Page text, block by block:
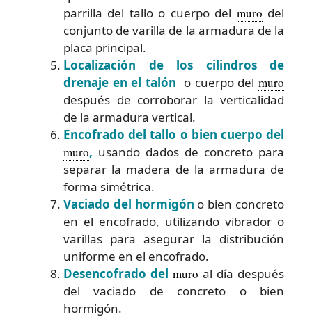
parrilla del tallo o cuerpo del muro del
conjunto de varilla de la armadura de la
placa principal.
Localización de los cilindros de
drenaje en el talón o cuerpo del muro
después de corroborar la verticalidad
de la armadura vertical.
Encofrado del tallo o bien cuerpo del
muro, usando dados de concreto para
separar la madera de la armadura de
forma simétrica.
Vaciado del hormigón o bien concreto
en el encofrado, utilizando vibrador o
varillas para asegurar la distribución
uniforme en el encofrado.
Desencofrado del muro al día después
del vaciado de concreto o bien
hormigón.